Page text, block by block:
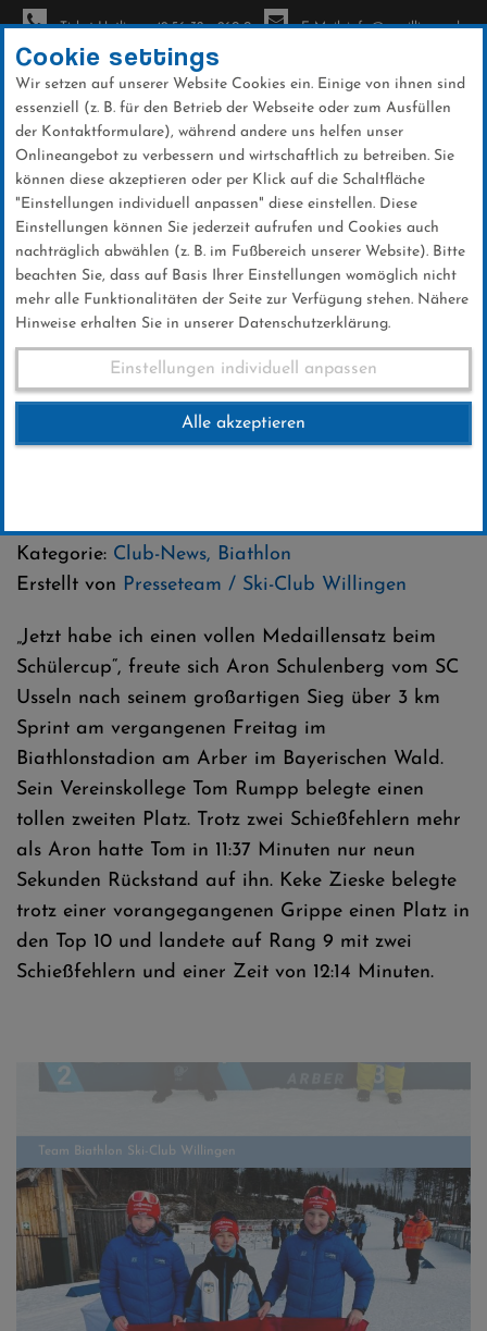
Direkt
zum
Inhalt
Ticket-Hotline: +49 56 32 - 960-0 E-Mail: info@sc-willingen.de
News
Erfolgreiche Wettkämpfe beim
Deutschen Schülercup
Biathlon
Kategorie: Club-News, Biathlon
Erstellt von Presseteam / Ski-Club Willingen
„Jetzt habe ich einen vollen Medaillensatz beim
Schülercup“, freute sich Aron Schulenberg vom SC
Usseln nach seinem großartigen Sieg über 3 km
Sprint am vergangenen Freitag im
Biathlonstadion am Arber im Bayerischen Wald.
Sein Vereinskollege Tom Rumpp belegte einen
tollen zweiten Platz. Trotz zwei Schießfehlern mehr
als Aron hatte Tom in 11:37 Minuten nur neun
Sekunden Rückstand auf ihn. Keke Zieske belegte
trotz einer vorangegangenen Grippe einen Platz in
den Top 10 und landete auf Rang 9 mit zwei
Schießfehlern und einer Zeit von 12:14 Minuten.
Cookie settings
Wir setzen auf unserer Website Cookies ein. Einige von ihnen sind
essenziell (z. B. für den Betrieb der Webseite oder zum Ausfüllen
der Kontaktformulare), während andere uns helfen unser
Onlineangebot zu verbessern und wirtschaftlich zu betreiben. Sie
können diese akzeptieren oder per Klick auf die Schaltfläche
"Einstellungen individuell anpassen" diese einstellen. Diese
Einstellungen können Sie jederzeit aufrufen und Cookies auch
nachträglich abwählen (z. B. im Fußbereich unserer Website). Bitte
beachten Sie, dass auf Basis Ihrer Einstellungen womöglich nicht
mehr alle Funktionalitäten der Seite zur Verfügung stehen. Nähere
Hinweise erhalten Sie in unserer Datenschutzerklärung.
Einstellungen individuell anpassen
Alle akzeptieren